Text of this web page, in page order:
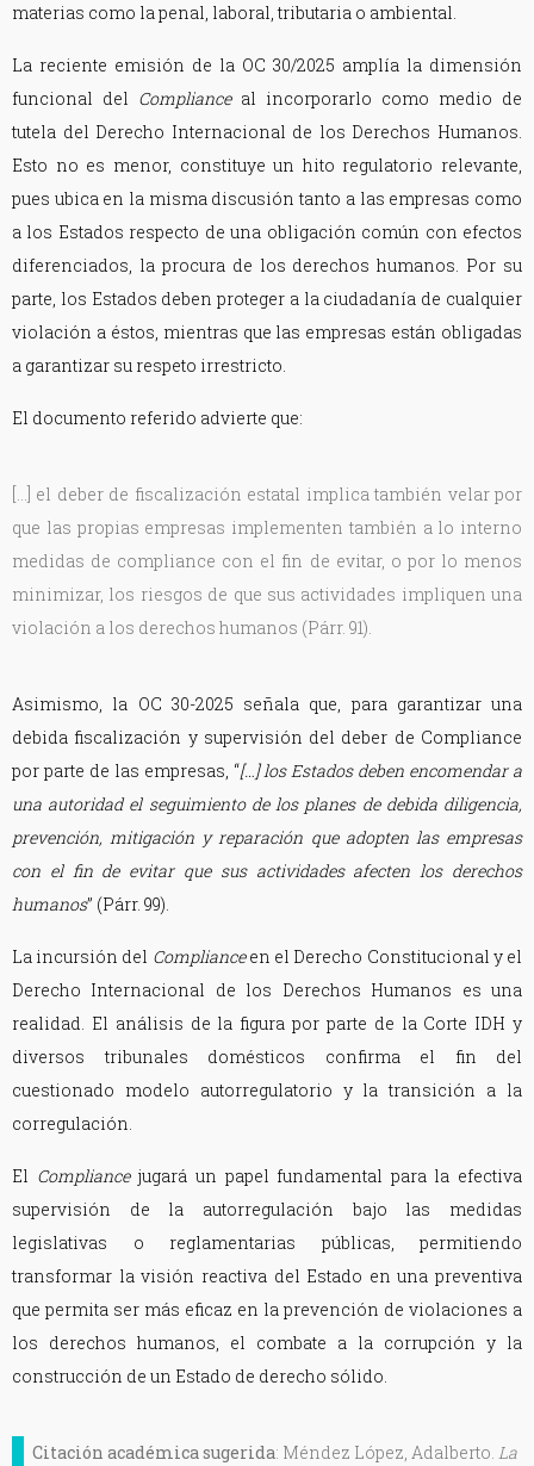
materias como la penal, laboral, tributaria o ambiental.
La reciente emisión de la OC 30/2025 amplía la dimensión
funcional del Complianceal incorporarlo como medio de
tutela del Derecho Internacional de los Derechos Humanos.
Esto no es menor, constituye un hito regulatorio relevante,
pues ubica en la misma discusión tanto a las empresas como
a los Estados respecto de una obligación común con efectos
diferenciados, la procura de los derechos humanos. Por su
parte, los Estados deben proteger a la ciudadanía de cualquier
violación a éstos, mientras que las empresas están obligadas
a garantizar su respeto irrestricto.
El documento referido advierte que:
[…] el deber de fiscalización estatal implica también velar por
que las propias empresas implementen también a lo interno
medidas de compliance con el fin de evitar, o por lo menos
minimizar, los riesgos de que sus actividades impliquen una
violación a los derechos humanos (Párr. 91).
Asimismo, la OC 30-2025 señala que, para garantizar una
debida fiscalización y supervisión del deber de Compliance
por parte de las empresas, “[…] los Estados deben encomendar a
una autoridad el seguimiento de los planes de debida diligencia,
prevención, mitigación y reparación que adopten las empresas
con el fin de evitar que sus actividades afecten los derechos
humanos” (Párr. 99).
La incursión del Complianceen el Derecho Constitucional y el
Derecho Internacional de los Derechos Humanos es una
realidad. El análisis de la figura por parte de la Corte IDH y
diversos tribunales domésticos confirma el fin del
cuestionado modelo autorregulatorio y la transición a la
corregulación.
El Compliance jugará un papel fundamental para la efectiva
supervisión de la autorregulación bajo las medidas
legislativas o reglamentarias públicas, permitiendo
transformar la visión reactiva del Estado en una preventiva
que permita ser más eficaz en la prevención de violaciones a
los derechos humanos, el combate a la corrupción y la
construcción de un Estado de derecho sólido.
Citación académica sugerida: Méndez López, Adalberto. La